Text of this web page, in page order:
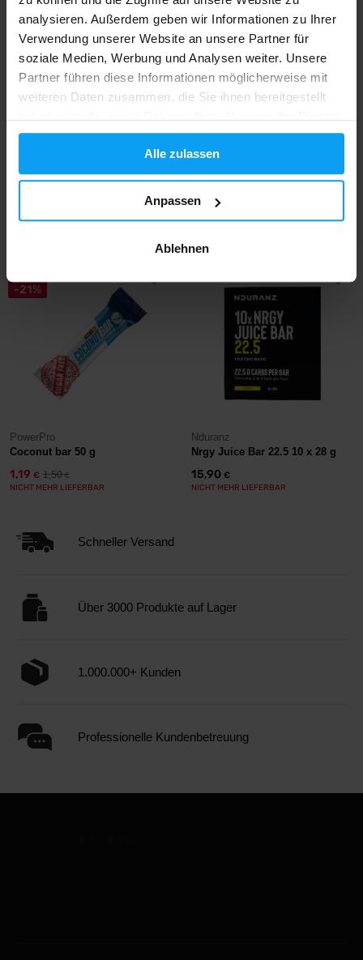
analysieren. Außerdem geben wir Informationen zu Ihrer
Verwendung unserer Website an unsere Partner für
soziale Medien, Werbung und Analysen weiter. Unsere
Partner führen diese Informationen möglicherweise mit
weiteren Daten zusammen, die Sie ihnen bereitgestellt
gesammelt haben.
Alle zulassen
Anpassen
Ablehnen
Nrgy Chew Bar 22.5 10 x 30 g
AUF LAGER- NUR NOCH WENIGE ARTIKEL
-9%
Nutrend
Voltage Energy Bar Pack 6 x 65
g
7,19€ 7,89€
-21%
PowerPro
Coconut bar 50 g
1,19 € 1,50€
NICHT MEHR LIEFERBAR
Nduranz
Nrgy Juice Bar 22.5 10 x 28 g
15,90 €
NICHT MEHR LIEFERBAR
Schneller Versand
Über 3000 Produkte auf Lager
1.000.000+ Kunden
Professionelle Kundenbetreuung